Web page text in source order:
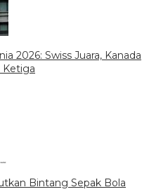
2026: Swiss Juara, Kanada
Ketiga
Bintang Sepak Bola